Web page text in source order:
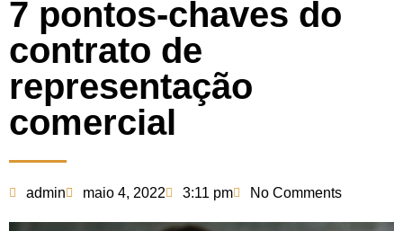
7 pontos-chaves do
contrato de
representação
comercial
admin maio 4, 2022 3:11 pm No Comments